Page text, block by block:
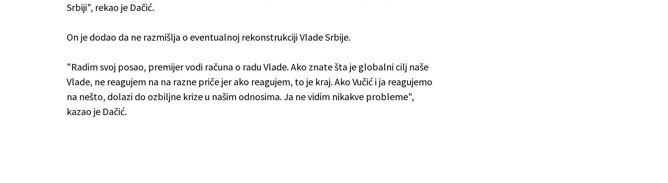
Srbiji", rekao je Dačić.
On je dodao da ne razmišlja o eventualnoj rekonstrukciji Vlade Srbije.
"Radim svoj posao, premijer vodi računa o radu Vlade. Ako znate šta je globalni cilj naše
Vlade, ne reagujem na na razne priče jer ako reagujem, to je kraj. Ako Vučić i ja reagujemo
na nešto, dolazi do ozbiljne krize u našim odnosima. Ja ne vidim nikakve probleme",
kazao je Dačić.